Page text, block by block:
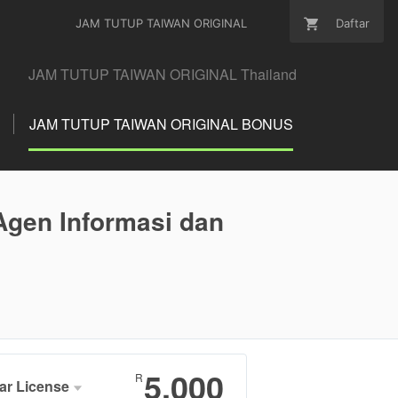
JAM TUTUP TAIWAN ORIGINAL Daftar
JAM TUTUP TAIWAN ORIGINAL Thailand
JAM TUTUP TAIWAN ORIGINAL BONUS
Informasi dan
License R5.000